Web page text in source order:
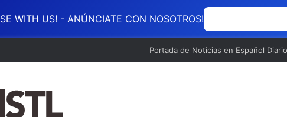
WITH US! - ANÚNCIATE CON NOSOTROS!
Portada de Noticias en Español